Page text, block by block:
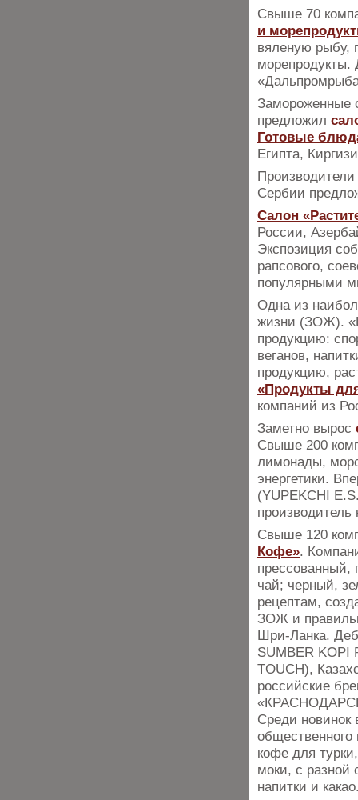
Свыше 70
и
вяленую рыбу,
морепродукты.
Замороженные
предложил
Готовые
Египта,
Сербии
Салон
России,
Экспозиция
рапсового,
популярными
Одна из
жизни (ЗОЖ).
продукцию:
веганов,
продукцию,
«Продукты
компаний из
Заметно вырос
Свыше 200
лимонады,
энергетики.
(YUPEKCHI
производитель
Свыше 120
Кофе».
прессованный,
чай; черный,
рецептам,
ЗОЖ и
Шри-Ланка.
SUMBER KOPI
TOUCH),
российские
Среди новинок
общественного
кофе для
моки, с разной
напитки и